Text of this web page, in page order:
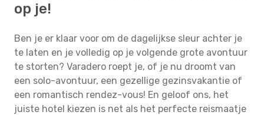
op je!
Ben je er klaar voor om de dagelijkse sleur achter je
te laten en je volledig op je volgende grote avontuur
te storten? Varadero roept je, of je nu droomt van
een solo-avontuur, een gezellige gezinsvakantie of
een romantisch rendez-vous! En geloof ons, het
juiste hotel kiezen is net als het perfecte reismaatje